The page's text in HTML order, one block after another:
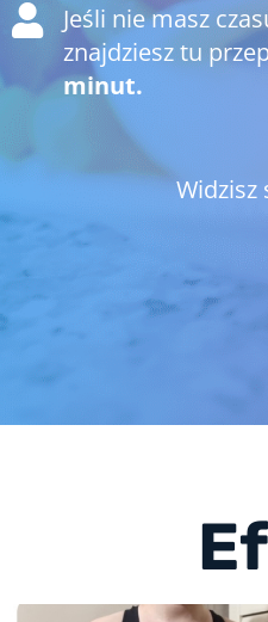
Jeśli nie masz
znajdziesz tu
minut.
Widzisz